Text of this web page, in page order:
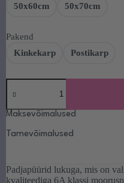
50x60cm
50x70cm
Pakend
Kinkekarp
Postikarp
Komplekt
siidist
lukuga
Maksevõimalused
Tarnevõimalused
Padjapüürid lukuga, mis on
kvaliteediga 6A klassi